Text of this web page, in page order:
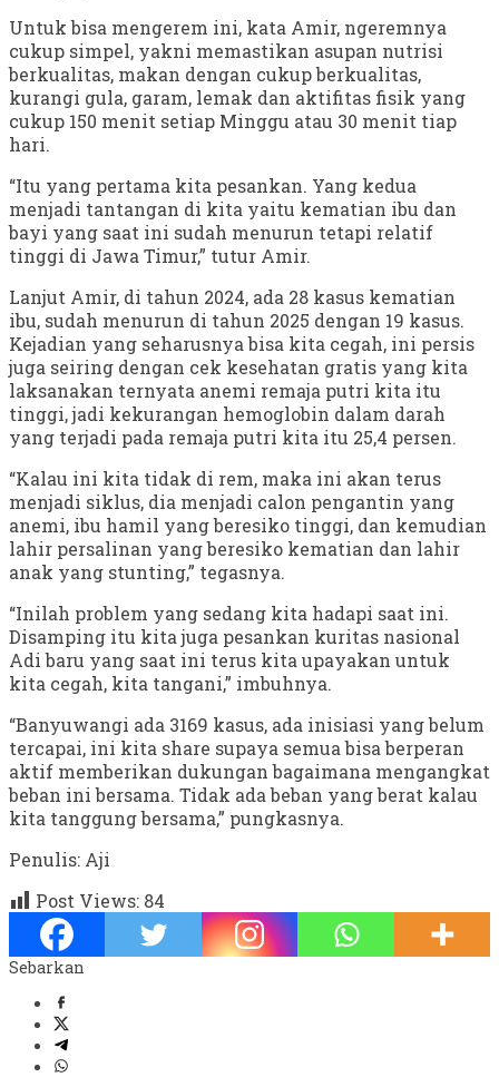
Untuk bisa mengerem ini, kata Amir, ngeremnya
cukup simpel, yakni memastikan asupan nutrisi
berkualitas, makan dengan cukup berkualitas,
kurangi gula, garam, lemak dan aktifitas fisik yang
cukup 150 menit setiap Minggu atau 30 menit tiap
hari.
“Itu yang pertama kita pesankan. Yang kedua
menjadi tantangan di kita yaitu kematian ibu dan
bayi yang saat ini sudah menurun tetapi relatif
tinggi di Jawa Timur,” tutur Amir.
Lanjut Amir, di tahun 2024, ada 28 kasus kematian
ibu, sudah menurun di tahun 2025 dengan 19 kasus.
Kejadian yang seharusnya bisa kita cegah, ini persis
juga seiring dengan cek kesehatan gratis yang kita
laksanakan ternyata anemi remaja putri kita itu
tinggi, jadi kekurangan hemoglobin dalam darah
yang terjadi pada remaja putri kita itu 25,4 persen.
“Kalau ini kita tidak di rem, maka ini akan terus
menjadi siklus, dia menjadi calon pengantin yang
anemi, ibu hamil yang beresiko tinggi, dan kemudian
lahir persalinan yang beresiko kematian dan lahir
anak yang stunting,” tegasnya.
“Inilah problem yang sedang kita hadapi saat ini.
Disamping itu kita juga pesankan kuritas nasional
Adi baru yang saat ini terus kita upayakan untuk
kita cegah, kita tangani,” imbuhnya.
“Banyuwangi ada 3169 kasus, ada inisiasi yang belum
tercapai, ini kita share supaya semua bisa berperan
aktif memberikan dukungan bagaimana mengangkat
beban ini bersama. Tidak ada beban yang berat kalau
kita tanggung bersama,” pungkasnya.
Penulis: Aji
Post Views: 84
Sebarkan